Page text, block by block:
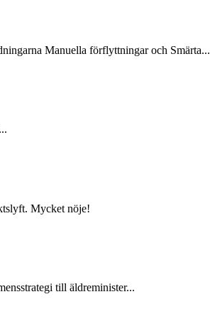
Manuella förflyttningar och Smärta...
Mycket nöje!
till äldreminister...